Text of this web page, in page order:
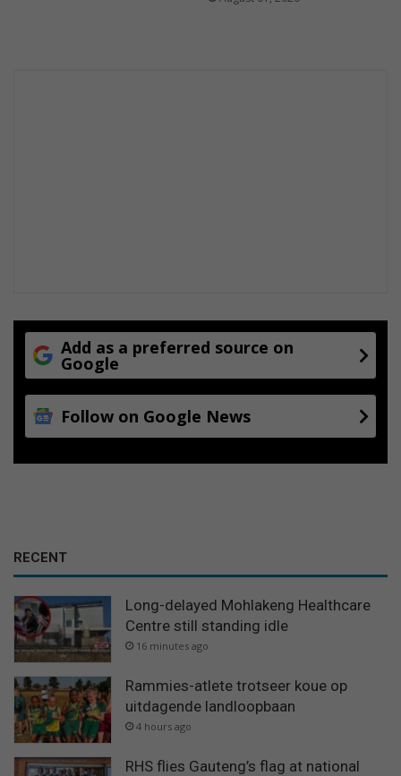
Add as a preferred source on
Google
Follow on Google News
RECENT
Long-delayed Mohlakeng Healthcare
Centre still standing idle
16 minutes ago
Rammies-atlete trotseer koue op
uitdagende landloopbaan
4 hours ago
RHS flies Gauteng’s flag at national